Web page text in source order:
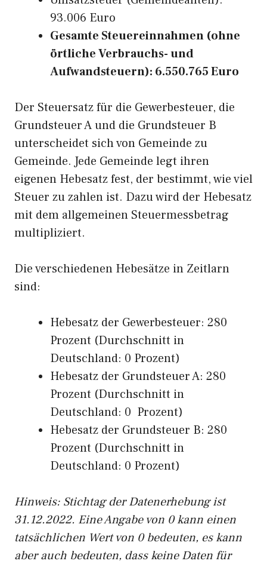
93.006 Euro
Gesamte Steuereinnahmen (ohne
örtliche Verbrauchs- und
Aufwandsteuern): 6.550.765 Euro
Der Steuersatz für die Gewerbesteuer, die
Grundsteuer A und die Grundsteuer B
unterscheidet sich von Gemeinde zu
Gemeinde. Jede Gemeinde legt ihren
eigenen Hebesatz fest, der bestimmt, wie viel
Steuer zu zahlen ist. Dazu wird der Hebesatz
mit dem allgemeinen Steuermessbetrag
multipliziert.
Die verschiedenen Hebesätze in Zeitlarn
sind:
Hebesatz der Gewerbesteuer: 280
Prozent (Durchschnitt in
Deutschland: 0 Prozent)
Hebesatz der Grundsteuer A: 280
Prozent (Durchschnitt in
Deutschland: 0 Prozent)
Hebesatz der Grundsteuer B: 280
Prozent (Durchschnitt in
Deutschland: 0 Prozent)
Hinweis: Stichtag der Datenerhebung ist
31.12.2022. Eine Angabe von 0 kann einen
tatsächlichen Wert von 0 bedeuten, es kann
aber auch bedeuten, dass keine Daten für